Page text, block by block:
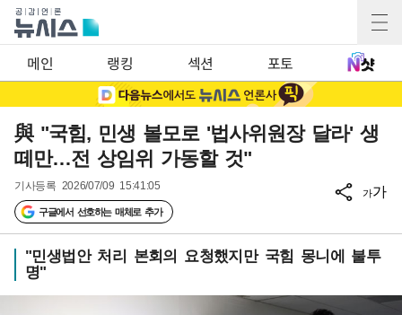
메인 랭킹 섹션 포토
與 "국힘, 민생 볼모로 '법사위원장 달라' 생
떼만…전 상임위 가동할 것"
기사등록 2026/07/09 15:41:05
구글에서 선호하는 매체로 추가
가가
"민생법안 처리 본회의 요청했지만 국힘 몽니에 불투
명"